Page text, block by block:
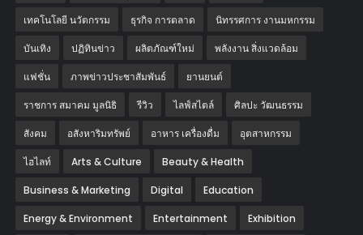
เทคโนโลยี นวัตกรรม ธุรกิจ การตลาด นิทรรศการ งานมหกรรม
บันเทิง ปฏิทินข่าว ผลิตภัณฑ์ใหม่ พลังงาน สิ่งแวดล้อม
แฟชั่น ภาพข่าวประชาสัมพันธ์ ‎ยานยนต์‎
ราชการ สมาคม มูลนิธิ รีวิว ไลฟ์สไตล์ ศิลปะ วัฒนธรรม
สังคม อสังหาริมทรัพย์ อาหาร เครื่องดื่ม อุตสาหกรรม
ไฮไลท์ Arts & Culture Beauty & Health
Business & Marketing Digital Education
Energy & Environment Entertainment Exhibition